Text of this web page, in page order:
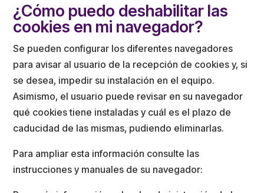
¿Cómo puedo deshabilitar las
cookies en mi navegador?
Se pueden configurar los diferentes navegadores
para avisar al usuario de la recepción de cookies y, si
se desea, impedir su instalación en el equipo.
Asimismo, el usuario puede revisar en su navegador
qué cookies tiene instaladas y cuál es el plazo de
caducidad de las mismas, pudiendo eliminarlas.
Para ampliar esta información consulte las
instrucciones y manuales de su navegador: